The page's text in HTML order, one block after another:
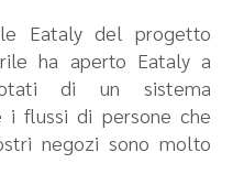
Eataly del progetto
ha aperto Eataly a
di un sistema
i flussi di persone che
negozi sono molto